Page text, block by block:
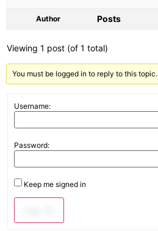
Author Posts
Viewing 1 post (of 1 total)
You must be logged in to reply to this topic.
Username:
Password:
Keep me signed in